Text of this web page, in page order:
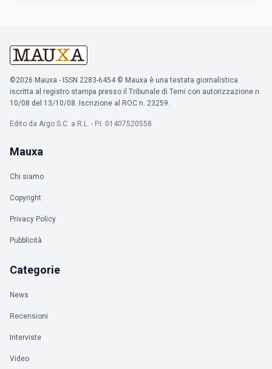
©2026 Mauxa - ISSN 2283-6454 © Mauxa è una testata giornalistica
iscritta al registro stampa presso il Tribunale di Terni con autorizzazione n.
10/08 del 13/10/08. Iscrizione al ROC n. 23259.
Edito da Argo S.C. a R.L. - P.I. 01407520558
Mauxa
Chi siamo
Copyright
Privacy Policy
Pubblicità
Categorie
News
Recensioni
Interviste
Video